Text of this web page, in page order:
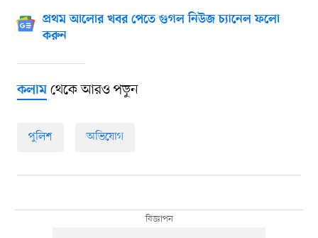
প্রথম আলোর খবর পেতে গুগল নিউজ চ্যানেল ফলো
করুন
কলামথেকে আরও পড়ুন
পুলিশ অভিযোগ